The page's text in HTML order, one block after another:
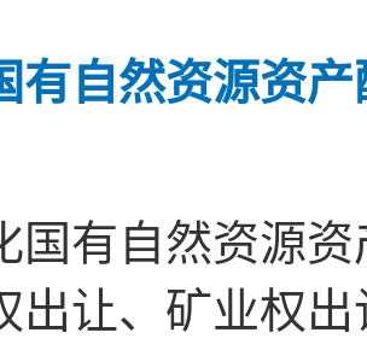
有自然资源资
国有自然资源
出让、矿业权